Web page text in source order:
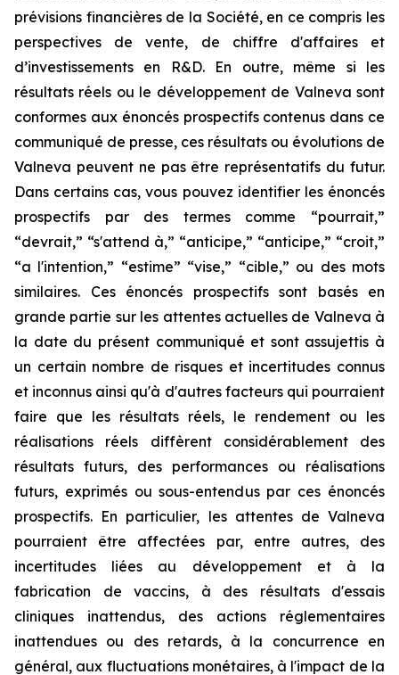
prévisions financières de la Société, en ce compris les
perspectives de vente, de chiffre d'affaires et
d’investissements en R&D. En outre, même si les
résultats réels ou le développement de Valneva sont
conformes aux énoncés prospectifs contenus dans ce
communiqué de presse, ces résultats ou évolutions de
Valneva peuvent ne pas être représentatifs du futur.
Dans certains cas, vous pouvez identifier les énoncés
prospectifs par des termes comme “pourrait,”
“devrait,” “s'attend à,” “anticipe,” “anticipe,” “croit,”
“a l'intention,” “estime” “vise,” “cible,” ou des mots
similaires. Ces énoncés prospectifs sont basés en
grande partie sur les attentes actuelles de Valneva à
la date du présent communiqué et sont assujettis à
un certain nombre de risques et incertitudes connus
et inconnus ainsi qu'à d'autres facteurs qui pourraient
faire que les résultats réels, le rendement ou les
réalisations réels diffèrent considérablement des
résultats futurs, des performances ou réalisations
futurs, exprimés ou sous-entendus par ces énoncés
prospectifs. En particulier, les attentes de Valneva
pourraient être affectées par, entre autres, des
incertitudes liées au développement et à la
fabrication de vaccins, à des résultats d'essais
cliniques inattendus, des actions réglementaires
inattendues ou des retards, à la concurrence en
général, aux fluctuations monétaires, à l'impact de la